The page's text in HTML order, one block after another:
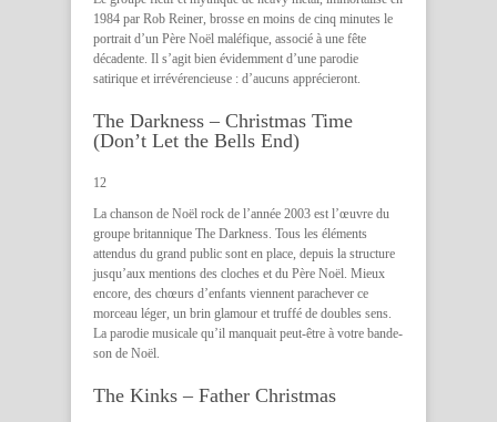
1984 par Rob Reiner, brosse en moins de cinq minutes le
portrait d’un Père Noël maléfique, associé à une fête
décadente. Il s’agit bien évidemment d’une parodie
satirique et irrévérencieuse : d’aucuns apprécieront.
The Darkness – Christmas Time
(Don’t Let the Bells End)
12
La chanson de Noël rock de l’année 2003 est l’œuvre du
groupe britannique The Darkness. Tous les éléments
attendus du grand public sont en place, depuis la structure
jusqu’aux mentions des cloches et du Père Noël. Mieux
encore, des chœurs d’enfants viennent parachever ce
morceau léger, un brin glamour et truffé de doubles sens.
La parodie musicale qu’il manquait peut-être à votre bande-
son de Noël.
The Kinks – Father Christmas